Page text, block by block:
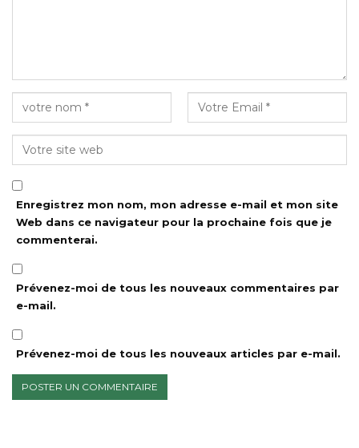
Enregistrez mon nom, mon adresse e-mail et mon site
Web dans ce navigateur pour la prochaine fois que je
commenterai.
Prévenez-moi de tous les nouveaux commentaires par
e-mail.
Prévenez-moi de tous les nouveaux articles par e-mail.